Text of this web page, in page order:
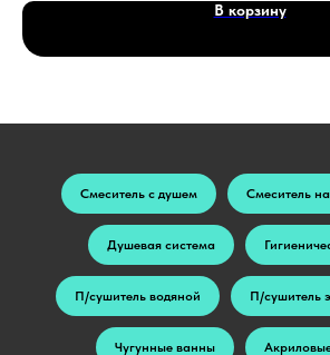
В корзину
Смеситель с душем Смеситель
Душевая система
П/сушитель водяной П/сушитель
Чугунные ванны